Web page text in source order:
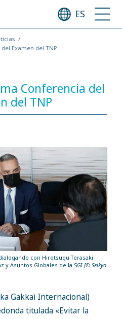
ES
Examen del TNP
Conferencia del
del TNP
con Hirotsugu Terasaki
y Asuntos Globales de la SGI [© Seikyo
Gakkai Internacional)
titulada «Evitar la